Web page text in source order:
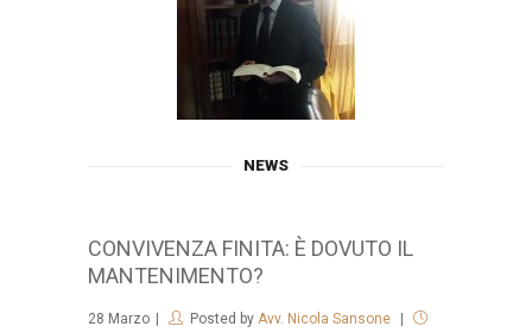
NEWS
CONVIVENZA FINITA: È DOVUTO IL
MANTENIMENTO?
28 Marzo Posted by Avv. Nicola Sansone